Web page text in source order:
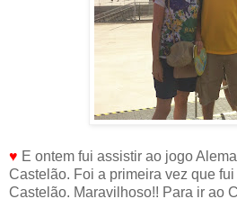
♥ E ontem fui assistir ao jogo
Castelão. Foi a primeira vez que
Castelão. Maravilhoso!! Para ir ao